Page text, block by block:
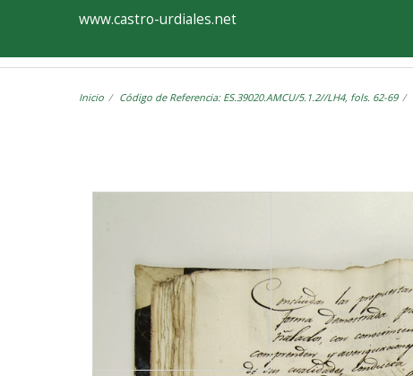
Ayuntamiento
de
Castro-
www.castro-urdiales.net
Inicio Código de Referencia: ES.39020.AMCU/5.1.2//LH4, fols. 62-69